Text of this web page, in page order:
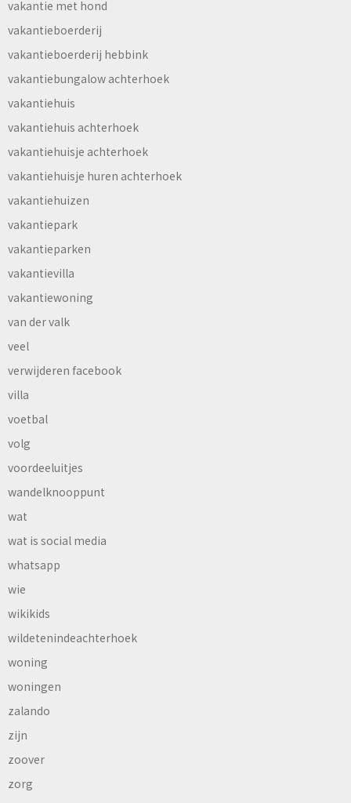
vakantie met hond
vakantieboerderij
vakantieboerderij hebbink
vakantiebungalow achterhoek
vakantiehuis
vakantiehuis achterhoek
vakantiehuisje achterhoek
vakantiehuisje huren achterhoek
vakantiehuizen
vakantiepark
vakantieparken
vakantievilla
vakantiewoning
van der valk
veel
verwijderen facebook
villa
voetbal
volg
voordeeluitjes
wandelknooppunt
wat
wat is social media
whatsapp
wie
wikikids
wildetenindeachterhoek
woning
woningen
zalando
zijn
zoover
zorg